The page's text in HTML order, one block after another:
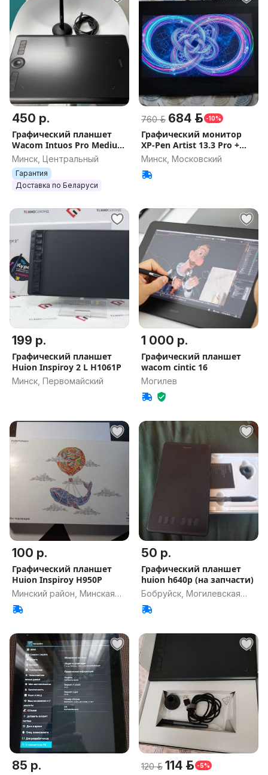
450 р.
Графический планшет
Wacom Intuos Pro Medium
PTH-660
Минск, Центральный
Гарантия
Доставка по Беларуси
760 р. 684 р. -10%
Графический монитор
XP-Pen Artist 13.3 Pro +
чехол
Минск, Московский
199 р.
Графический планшет
Huion Inspiroy 2 L H1061P
Минск, Первомайский
1 000 р.
Графический планшет
wacom cintic 16
Могилев
100 р.
Графический планшет
Huion Inspiroy H950P
Минский район, Минская
обл.
50 р.
Графический планшет
huion h640p (на запчасти)
Бобруйск, Могилевская
обл.
85 р. 120 р. 114 р. -5%